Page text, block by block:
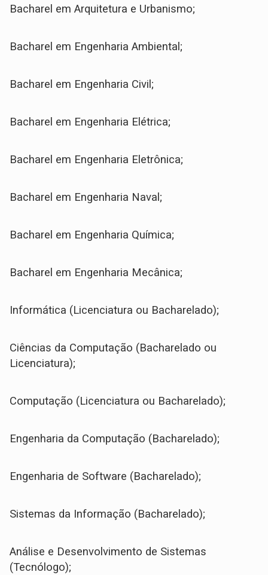
Bacharel em Arquitetura e Urbanismo;
Bacharel em Engenharia Ambiental;
Bacharel em Engenharia Civil;
Bacharel em Engenharia Elétrica;
Bacharel em Engenharia Eletrônica;
Bacharel em Engenharia Naval;
Bacharel em Engenharia Química;
Bacharel em Engenharia Mecânica;
Informática (Licenciatura ou Bacharelado);
Ciências da Computação (Bacharelado ou
Licenciatura);
Computação (Licenciatura ou Bacharelado);
Engenharia da Computação (Bacharelado);
Engenharia de Software (Bacharelado);
Sistemas da Informação (Bacharelado);
Análise e Desenvolvimento de Sistemas
(Tecnólogo);